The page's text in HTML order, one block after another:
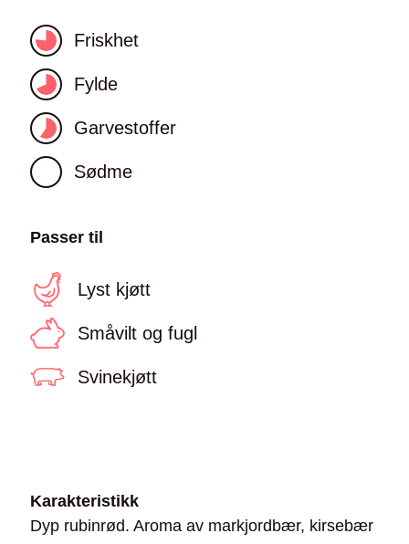
Friskhet
Fylde
Garvestoffer
Sødme
Passer til
Lyst kjøtt
Småvilt og fugl
Svinekjøtt
Karakteristikk
Dyp rubinrød. Aroma av markjordbær, kirsebær